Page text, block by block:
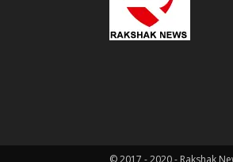
© 2017 - 2020 - Rakshak